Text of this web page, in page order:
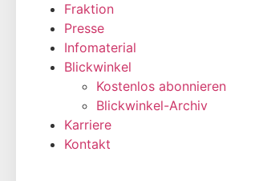
Fraktion
Presse
Infomaterial
Blickwinkel
Kostenlos abonnieren
Blickwinkel-Archiv
Karriere
Kontakt